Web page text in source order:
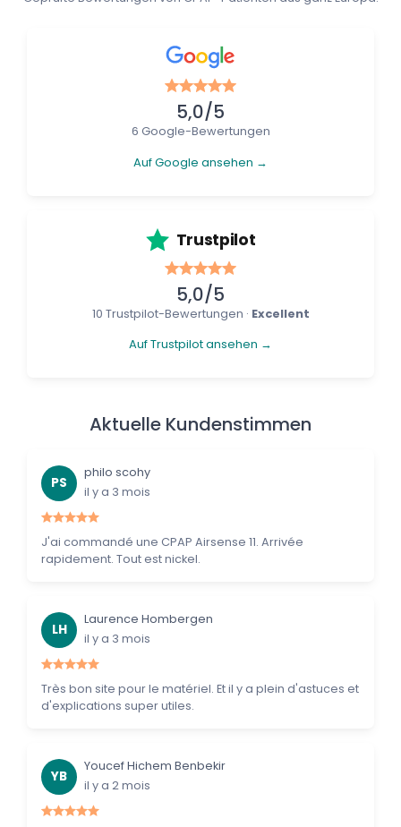
5,0/5
6 Google-Bewertungen
Auf Google ansehen →
Trustpilot
5,0/5
10 Trustpilot-Bewertungen · Excellent
Auf Trustpilot ansehen →
Aktuelle Kundenstimmen
PS
philo scohy
il y a 3 mois
J'ai commandé une CPAP Airsense 11. Arrivée
rapidement. Tout est nickel.
LH
Laurence Hombergen
il y a 3 mois
Très bon site pour le matériel. Et il y a plein d'astuces et
d'explications super utiles.
YB
Youcef Hichem Benbekir
il y a 2 mois